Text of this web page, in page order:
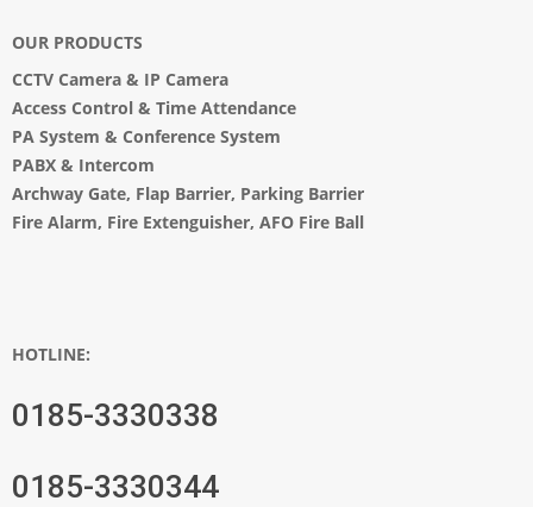
OUR PRODUCTS
CCTV Camera & IP Camera
Access Control & Time Attendance
PA System & Conference System
PABX & Intercom
Archway Gate, Flap Barrier, Parking Barrier
Fire Alarm, Fire Extenguisher, AFO Fire Ball
HOTLINE:
0185-3330338
0185-3330344